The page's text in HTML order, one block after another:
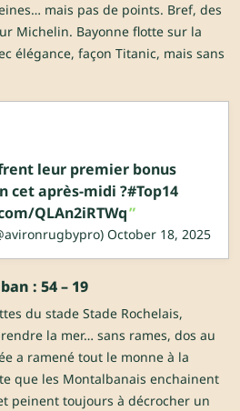
mais pas de points. Bref, des
Michelin. Bayonne flotte sur la
élégance, façon Titanic, mais sans
leur premier bonus
cet après-midi ?#Top14
QLAn2iRTWq
October 18, 2025
: 54 – 19
du stade Stade Rochelais,
la mer… sans rames, dos au
a ramené tout le monne à la
que les Montalbanais enchainent
peinent toujours à décrocher un